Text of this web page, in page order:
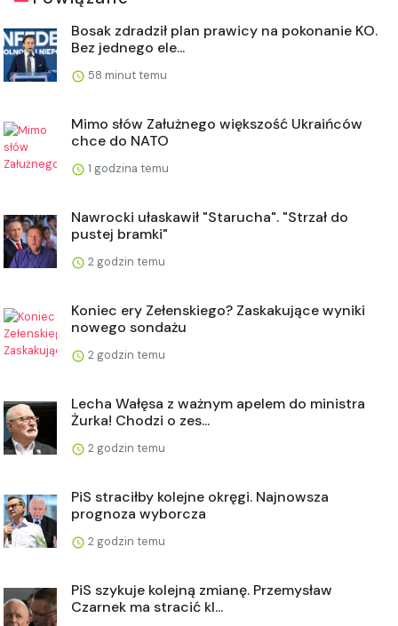
Bosak zdradził plan prawicy na pokonanie KO.
Bez jednego ele...
58 minut temu
Mimo słów Załużnego większość Ukraińców
chce do NATO
1 godzina temu
Nawrocki ułaskawił "Starucha". "Strzał do
pustej bramki"
2 godzin temu
Koniec ery Zełenskiego? Zaskakujące wyniki
nowego sondażu
2 godzin temu
Lecha Wałęsa z ważnym apelem do ministra
Żurka! Chodzi o zes...
2 godzin temu
PiS straciłby kolejne okręgi. Najnowsza
prognoza wyborcza
2 godzin temu
PiS szykuje kolejną zmianę. Przemysław
Czarnek ma stracić kl...